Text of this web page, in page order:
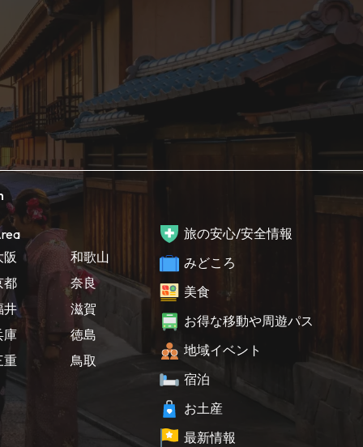
阪
都
井
庫
重
和歌山
奈良
滋賀
徳島
鳥取
旅の安心/安全情報
みどころ
美食
お得な移動や周遊パス
地域イベント
宿泊
お土産
最新情報